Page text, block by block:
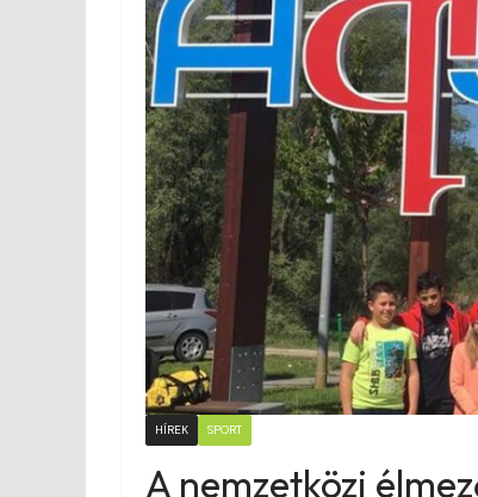
HÍREK SPORT
A nemzetközi